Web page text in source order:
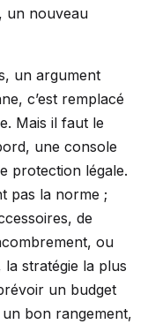
un nouveau
un argument
c’est remplacé
Mais il faut le
une console
protection légale.
pas la norme ;
de
ou
la stratégie la plus
un budget
bon rangement,